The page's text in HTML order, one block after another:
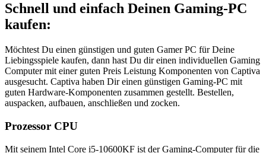
Schnell und einfach Deinen Gaming-PC
kaufen:
Möchtest Du einen günstigen und guten Gamer PC für Deine
Liebingsspiele kaufen, dann hast Du dir einen individuellen Gaming
Computer mit einer guten Preis Leistung Komponenten von Captiva
ausgesucht. Captiva haben Dir einen günstigen Gaming-PC mit
guten Hardware-Komponenten zusammen gestellt. Bestellen,
auspacken, aufbauen, anschließen und zocken.
Prozessor CPU
Mit seinem Intel Core i5-10600KF ist der Gaming-Computer für die